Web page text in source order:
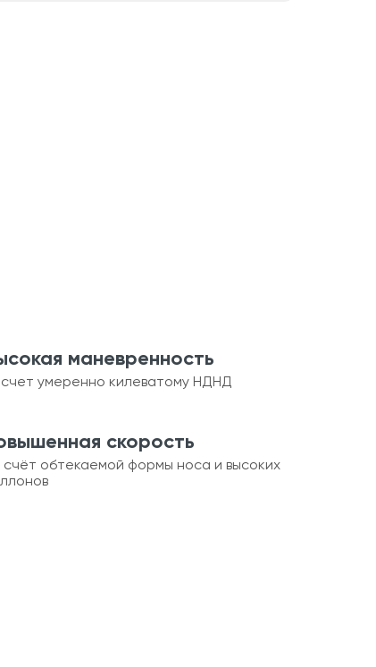
маневренность
счет умеренно килеватому НДНД
скорость
счёт обтекаемой формы носа и высоких